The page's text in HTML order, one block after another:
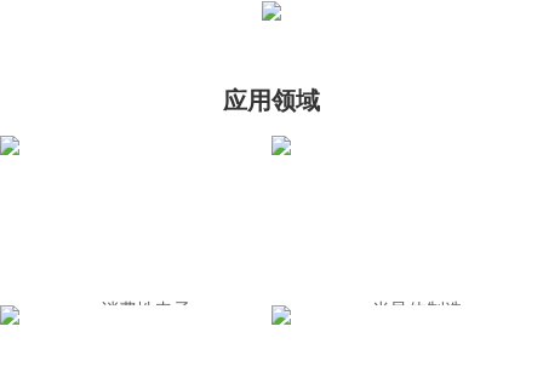
应用领域